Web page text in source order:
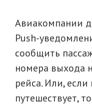
Авиакомпании
Рush-
сообщить
номера выхода
рейса. Или,
путешествует,